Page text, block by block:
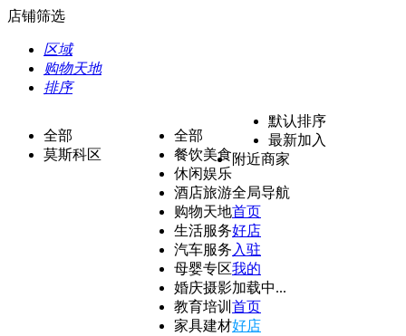
店铺筛选
区域
购物天地
排序
全部
莫斯科区
全部
餐饮美食
休闲娱乐
酒店旅游
购物天地
生活服务
汽车服务
母婴专区
婚庆摄影
教育培训
家具建材
默认排序
最新加入
附近商家
全局导航
首页
好店
入驻
我的
加载中...
首页
好店